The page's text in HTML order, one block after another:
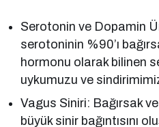
Serotonin ve Dopamin
serotoninin %90’ı
hormonu olarak bilinen
uykumuzu ve
Vagus Siniri: Bağırsak
büyük sinir bağıntısını